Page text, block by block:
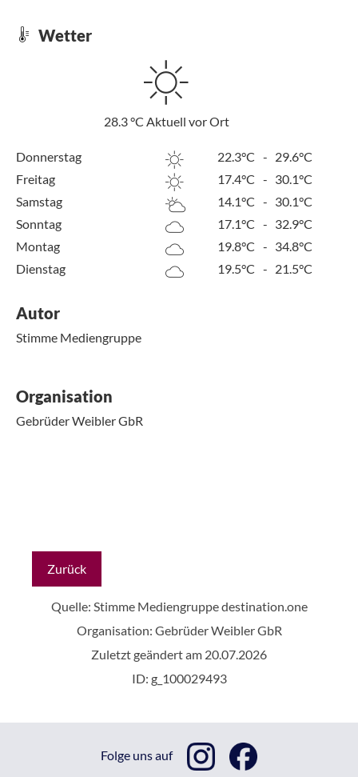
Wetter
28.3°C Aktuell vor Ort
Donnerstag 22.3°C - 29.6°C
Freitag
17.4°C - 30.1°C
Samstag
14.1°C - 30.1°C
Sonntag
17.1°C - 32.9°C
Montag
19.8°C - 34.8°C
Dienstag
19.5°C - 21.5°C
Autor
Stimme Mediengruppe
Organisation
Gebrüder Weibler GbR
Zurück
Quelle: Stimme Mediengruppedestination.one
Organisation: Gebrüder Weibler GbR
Zuletzt geändert am 20.07.2026
ID: g_100029493
Folge uns auf